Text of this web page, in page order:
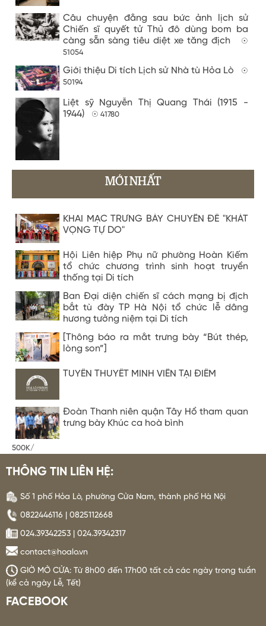
Câu chuyện đằng sau bức ảnh lịch sử
Chiến sĩ quyết tử Thủ đô dùng bom ba
càng sẵn sàng tiêu diệt xe tăng địch
☉
51054
Giới thiệu Di tích Lịch sử Nhà tù Hỏa Lò
☉
50194
Liệt sỹ Nguyễn Thị Quang Thái (1915 -
1944)
☉ 41780
MỚI NHẤT
KHAI MẠC TRƯNG BÀY CHUYÊN ĐỀ "KHÁT
VỌNG TỰ DO"
Hội Liên hiệp Phụ nữ phường Hoàn Kiếm
tổ chức chương trình sinh hoạt truyền
thống tại Di tích
Ban Đại diện chiến sĩ cách mạng bị địch
bắt tù đày TP Hà Nội tổ chức lễ dâng
hương tưởng niệm tại Di tích
[Thông báo ra mắt trưng bày “Bút thép,
lòng son”]
TUYỂN THUYẾT MINH VIÊN TẠI ĐIỂM
Đoàn Thanh niên quận Tây Hồ tham quan
trưng bày Khúc ca hoà bình
500K/
THÔNG TIN LIÊN HỆ:
Số 1 phố Hỏa Lò, phường Cửa Nam, thành phố Hà Nội
0822446116 | 0825112668
024.39342253 | 024.39342317
contact@hoalo.vn
GIỜ MỞ CỬA: Từ 8h00 đến 17h00 tất cả các ngày trong tuần
(kể cả ngày Lễ, Tết)
FACEBOOK